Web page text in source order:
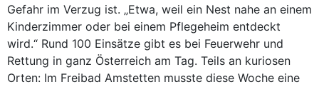
Gefahr im Verzug ist. „Etwa, weil ein Nest nahe an einem
Kinderzimmer oder bei einem Pflegeheim entdeckt
wird.“ Rund 100 Einsätze gibt es bei Feuerwehr und
Rettung in ganz Österreich am Tag. Teils an kuriosen
Orten: Im Freibad Amstetten musste diese Woche eine